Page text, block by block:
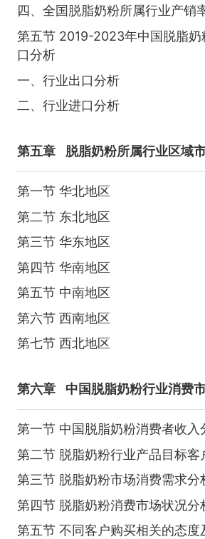
四、全国脱脂奶粉所属行业产销
第五节 2019-2023年中国脱脂奶
口分析
一、行业出口分析
二、行业进口分析
第五章 脱脂奶粉所属行业区域
第一节 华北地区
第二节 东北地区
第三节 华东地区
第四节 华南地区
第五节 中南地区
第六节 西南地区
第七节 西北地区
第六章 中国脱脂奶粉行业消费
第一节 中国脱脂奶粉消费者收入
第二节 脱脂奶粉行业产品目标客
第三节 脱脂奶粉市场消费需求分
第四节 脱脂奶粉消费市场状况分
第五节 不同客户购买相关的态度